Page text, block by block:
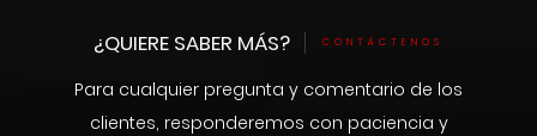
¿QUIERE SABER MÁS? CONTÁCTENOS
Para cualquier pregunta y comentario de los
clientes, responderemos con paciencia y